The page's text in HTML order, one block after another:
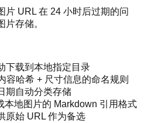
片 URL 在 24 小时后过期的问
存储。
下载到本地指定目录
容哈希 + 尺寸信息的命名规则
期自动分类存储
本地图片的 Markdown 引用格式
原始 URL 作为备选